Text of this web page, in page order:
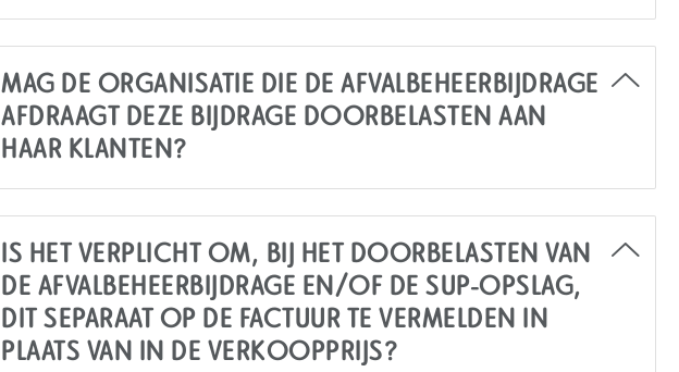
MAG DE ORGANISATIE DIE DE AFVALBEHEERBIJDRAGE
AFDRAAGT DEZE BIJDRAGE DOORBELASTEN AAN
HAAR KLANTEN?
IS HET VERPLICHT OM, BIJ HET DOORBELASTEN VAN
DE AFVALBEHEERBIJDRAGE EN/OF DE SUP-OPSLAG,
DIT SEPARAAT OP DE FACTUUR TE VERMELDEN IN
PLAATS VAN IN DE VERKOOPPRIJS?